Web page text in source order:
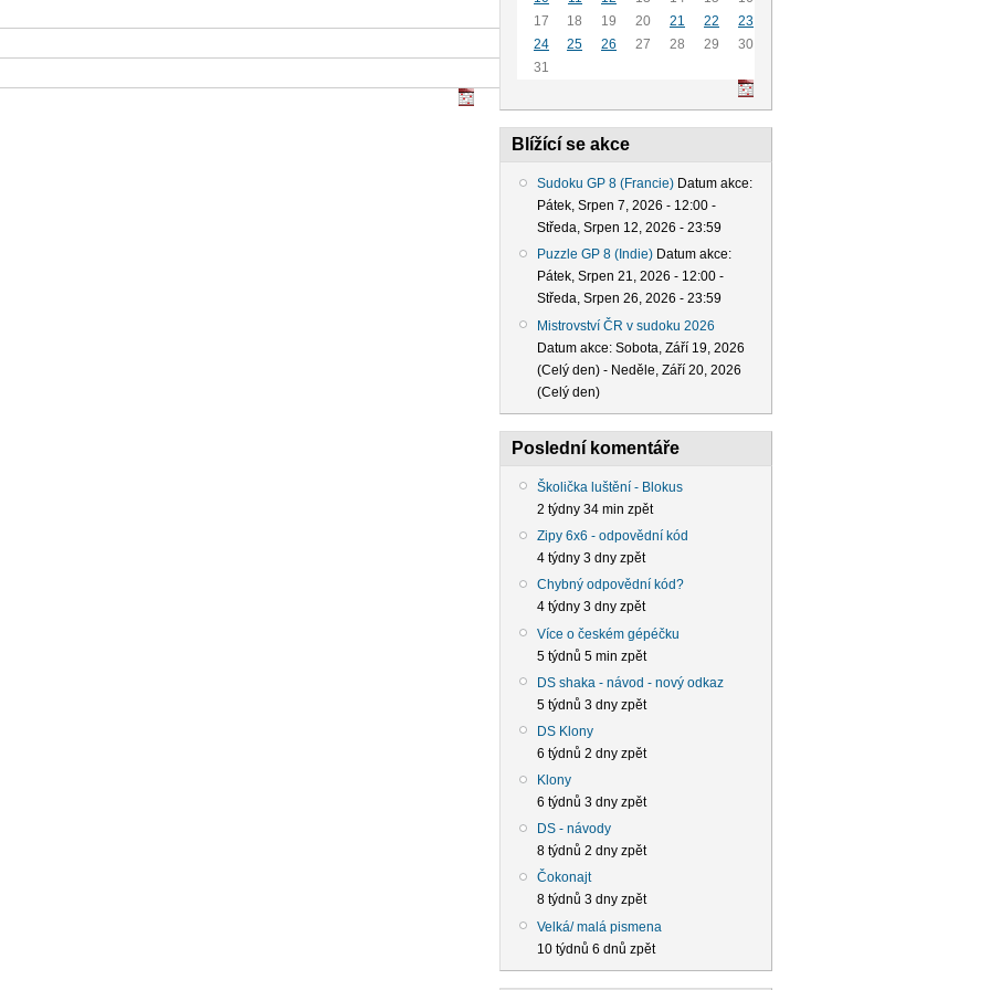
17
18 19 20 21 22
23
24
25 26 27 28 29
30
31
Blížící se akce
Sudoku GP 8 (Francie) Datum akce:
Pátek, Srpen 7, 2026 - 12:00 -
Středa, Srpen 12, 2026 - 23:59
Puzzle GP 8 (Indie) Datum akce:
Pátek, Srpen 21, 2026 - 12:00 -
Středa, Srpen 26, 2026 - 23:59
Mistrovství ČR v sudoku 2026
Datum akce: Sobota, Září 19, 2026
(Celý den) - Neděle, Září 20, 2026
(Celý den)
Poslední komentáře
Školička luštění - Blokus
2 týdny 34 min zpět
Zipy 6x6 - odpovědní kód
4 týdny 3 dny zpět
Chybný odpovědní kód?
4 týdny 3 dny zpět
Více o českém gépéčku
5 týdnů 5 min zpět
DS shaka - návod - nový odkaz
5 týdnů 3 dny zpět
DS Klony
6 týdnů 2 dny zpět
Klony
6 týdnů 3 dny zpět
DS - návody
8 týdnů 2 dny zpět
Čokonajt
8 týdnů 3 dny zpět
Velká/ malá pismena
10 týdnů 6 dnů zpět